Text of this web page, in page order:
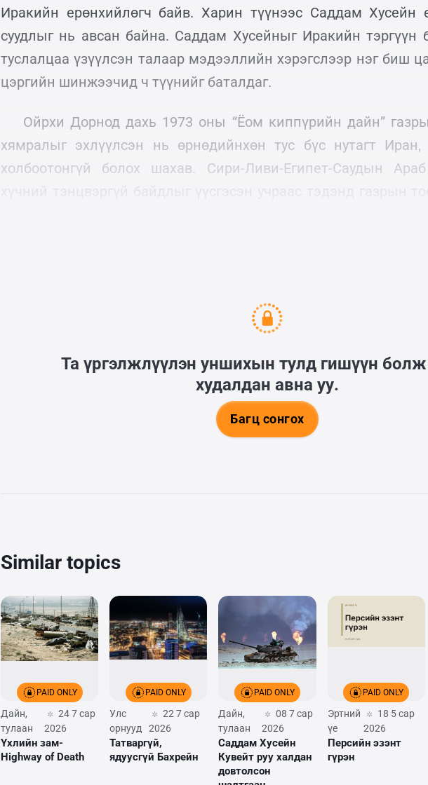
Иракийн ерөнхийлөгч байв. Харин түүнээс Саддам Хусейн
суудлыг нь авсан байна. Саддам Хусейныг Иракийн тэргүүн
туслалцаа үзүүлсэн талаар мэдээллийн хэрэгслээр нэг биш
цэргийн шинжээчид ч түүнийг баталдаг.
Ойрхи Дорнод дахь 1973 оны “Ёом киппүрийн дайн”
хямралыг эхлүүлсэн нь өрнөдийнхөн тус бүс нутагт
холбоотонгүй болох шахав. Сири-Ливи-Египет-Саудын
Та үргэлжлүүлэн уншихын тулд гишүүн болж
худалдан авна уу.
Багц сонгох
Similar topics
PAID ONLY
Дайн,
тулаан
24 7 сар
2026
Үхлийн зам-
Highway of Death
PAID ONLY
Улс
орнууд
22 7 сар
2026
Татваргүй,
ядуусгүй Бахрейн
PAID ONLY
Дайн,
тулаан
08 7 сар
2026
Саддам Хусейн
Кувейт руу халдан
довтолсон
PAID ONLY
Эртний
үе
18 5 сар
2026
Персийн эзэнт
гүрэн